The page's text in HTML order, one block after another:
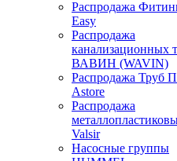
Распродажа
Easy
Распродажа
канализационных
ВАВИН (WAVIN)
Распродажа Труб
Astore
Распродажа
Valsir
Насосные группы